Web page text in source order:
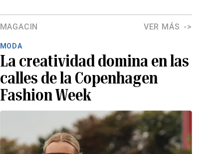
MAGACIN VER MÁS
MODA
La creatividad domina en las
calles de la Copenhagen
Fashion Week